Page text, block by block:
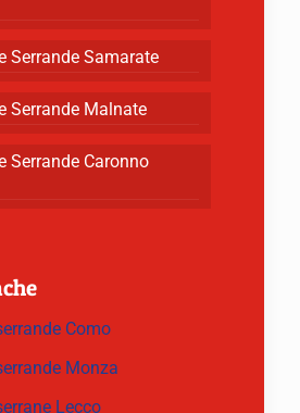
Serrande Samarate
Serrande Malnate
Serrande Caronno
Como
Monza
Lecco